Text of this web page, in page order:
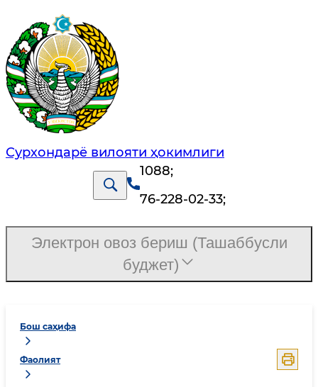
Сурхондарё вилояти ҳокимлиги
1088;
76-228-02-33;
Бош саҳифа
Фаолият
Электрон овоз бериш (Ташаббусли
буджет)